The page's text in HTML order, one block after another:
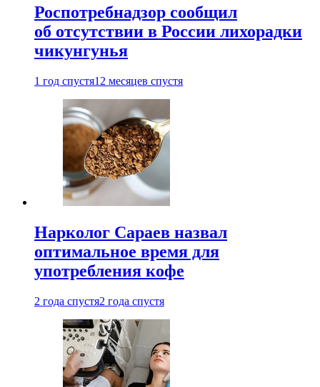
Роспотребнадзор сообщил
об отсутствии в России лихорадки
чикунгунья
1 год спустя12 месяцев спустя
Нарколог Сараев назвал
оптимальное время для
употребления кофе
2 года спустя2 года спустя